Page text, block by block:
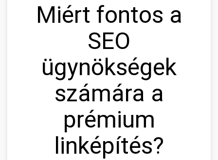
Miért fontos a
SEO
ügynökségek
számára a
prémium
linképítés?